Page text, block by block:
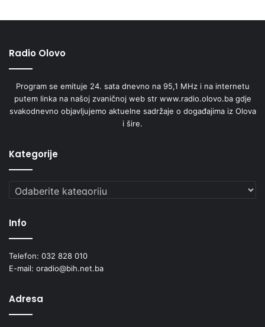
Radio Olovo
Program se emituje 24. sata dnevno na 95,1 MHz i na internetu
putem linka na našoj zvaničnoj web str www.radio.olovo.ba gdje
svakodnevno objavljujemo aktuelne sadržaje o događajima iz Olova
i šire.
Kategorije
Kategorije
Info
Telefon: 032 828 010
E-mail: oradio@bih.net.ba
Adresa